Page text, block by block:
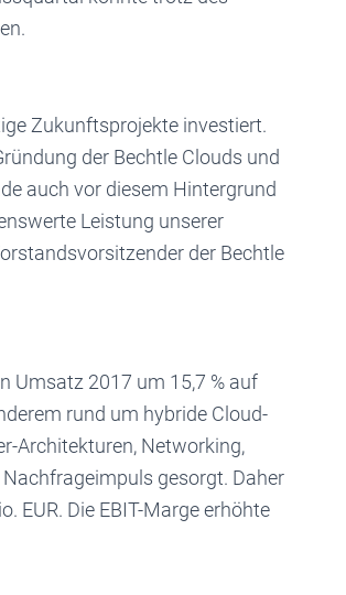
Zukunftsprojekte investiert.
der Bechtle Clouds und
auch vor diesem Hintergrund
Leistung unserer
der Bechtle
Umsatz 2017 um 15,7 % auf
rund um hybride Cloud-
Architekturen, Networking,
gesorgt. Daher
EUR. Die EBIT-Marge erhöhte